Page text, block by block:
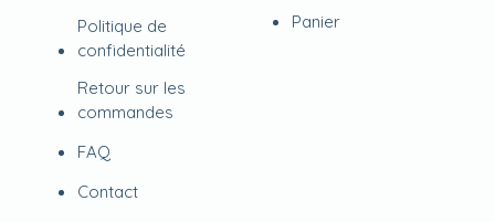
Politique de
confidentialité
Retour sur les
commandes
FAQ
Contact
Panier